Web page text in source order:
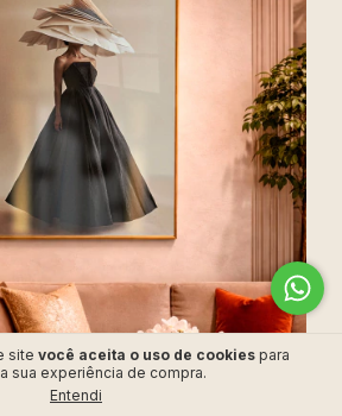
site você aceita o uso de cookies para
sua experiência de compra.
Entendi